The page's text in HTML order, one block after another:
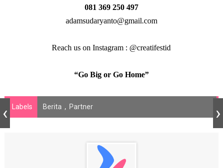
081 369 250 497
adamsudaryanto@gmail.com
Reach us on Instagram : @creatifestid
“Go Big or Go Home”
Labels Berita , Partner